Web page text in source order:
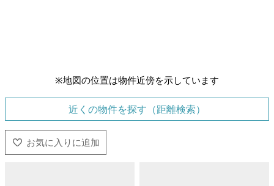
※地図の位置は物件近傍を示しています
近くの物件を探す（距離検索）